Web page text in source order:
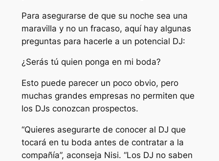
Para asegurarse de que su noche sea una
maravilla y no un fracaso, aquí hay algunas
preguntas para hacerle a un potencial DJ:
¿Serás tú quien ponga en mi boda?
Esto puede parecer un poco obvio, pero
muchas grandes empresas no permiten que
los DJs conozcan prospectos.
“Quieres asegurarte de conocer al DJ que
tocará en tu boda antes de contratar a la
compañía”, aconseja Nisi. “Los DJ no saben